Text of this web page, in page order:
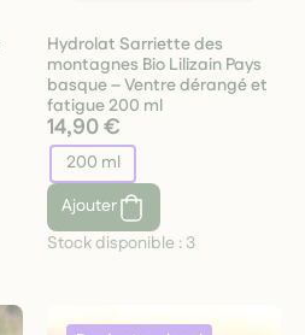
Hydrolat Sarriette des
montagnes Bio Lilizain Pays
basque – Ventre dérangé et
fatigue 200 ml
14,90 €
200 ml
Ajouter
Stock disponible : 3